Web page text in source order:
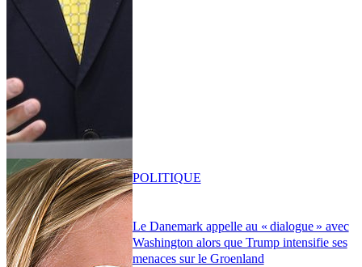
Le Danemark appelle au « dialogue » avec
Washington alors que Trump intensifie ses
menaces sur le Groenland
POLITIQUE